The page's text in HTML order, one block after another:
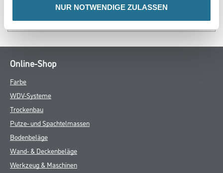
NUR NOTWENDIGE ZULASSEN
SPEZIFIKATIONEN
Online-Shop
Farbe
WDV-Systeme
Trockenbau
Putze- und Spachtelmassen
Bodenbeläge
Wand- & Deckenbeläge
Werkzeug & Maschinen